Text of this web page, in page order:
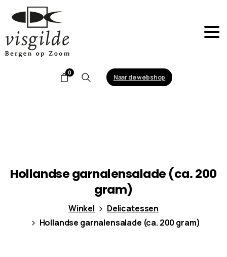
0
Search
Naar de webshop
Hollandsegarnalensalade (ca.200
gram)
Winkel
Delicatessen
Hollandse garnalensalade (ca. 200 gram)